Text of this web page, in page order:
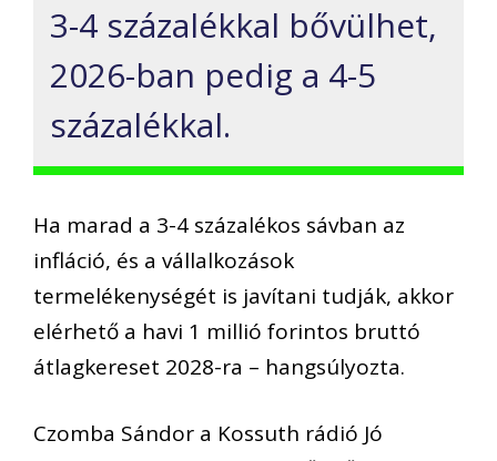
3-4 százalékkal bővülhet,
2026-ban pedig a 4-5
százalékkal.
Ha marad a 3-4 százalékos sávban az
infláció, és a vállalkozások
termelékenységét is javítani tudják, akkor
elérhető a havi 1 millió forintos bruttó
átlagkereset 2028-ra – hangsúlyozta.
Czomba Sándor a Kossuth rádió Jó